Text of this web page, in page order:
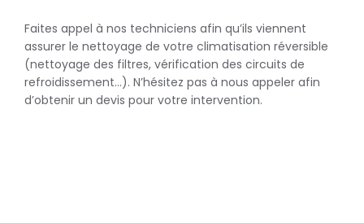
Faites appel à nos techniciens afin qu’ils viennent
assurer le nettoyage de votre climatisation réversible
(nettoyage des filtres, vérification des circuits de
refroidissement…). N’hésitez pas à nous appeler afin
d’obtenir un devis pour votre intervention.